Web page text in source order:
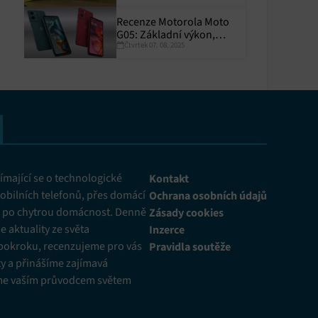
Recenze Motorola Moto
G05: Základní výkon,
skvělá výdrž
Čtvrtek 07. 08. 2025
se o technologické
telefonů, přes domácí
chytrou domácnost. Denně
aktuality ze světa
recenzujeme pro vás
a přinášíme zajímavá
vaším průvodcem světem
Kontakt
Ochrana osobních údajů
Zásady cookies
Inzerce
Pravidla soutěže